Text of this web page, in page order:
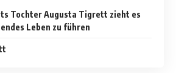
Tochter Augusta Tigrett zieht es
Leben zu führen